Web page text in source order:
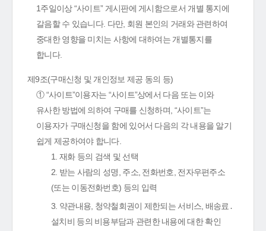
1주일이상 “사이트” 게시판에 게시함으로서 개별 통지에
갈음할 수 있습니다. 다만, 회원 본인의 거래와 관련하여
중대한 영향을 미치는 사항에 대하여는 개별통지를
합니다.
제9조(구매신청 및 개인정보 제공 동의 등)
① “사이트”이용자는 “사이트”상에서 다음 또는 이와
유사한 방법에 의하여 구매를 신청하며, “사이트”는
이용자가 구매신청을 함에 있어서 다음의 각 내용을 알기
쉽게 제공하여야 합니다.
1. 재화 등의 검색 및 선택
2. 받는 사람의 성명, 주소, 전화번호, 전자우편주소
(또는 이동전화번호) 등의 입력
3. 약관내용, 청약철회권이 제한되는 서비스, 배송료․
설치비 등의 비용부담과 관련한 내용에 대한 확인